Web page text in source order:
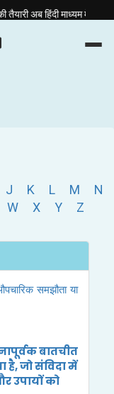
अब हिंदी माध्यम में!
J K L M
N
W X Y Z
समझौता या
बातचीत
है, जो संविदा में
उपायों को